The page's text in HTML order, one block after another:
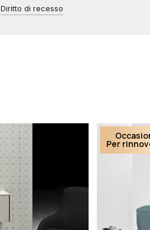
Diritto di recesso
Per